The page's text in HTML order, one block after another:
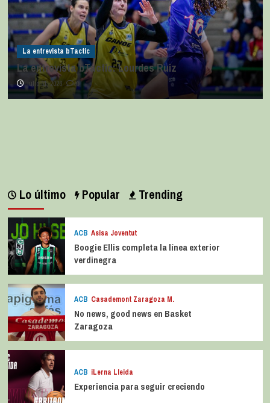
Lo último Popular Trending
ACB Asisa Joventut
Boogie Ellis completa la línea exterior
verdinegra
ACB Casademont Zaragoza M.
No news, good news en Basket
Zaragoza
ACB iLerna Lleida
Experiencia para seguir creciendo